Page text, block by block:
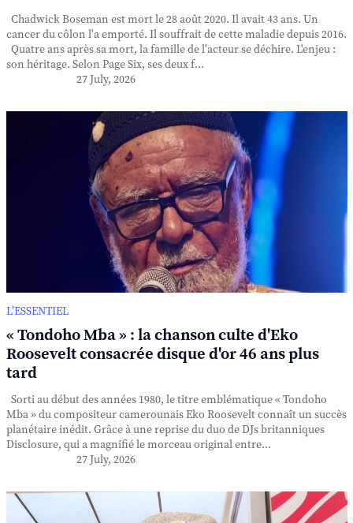
Chadwick Boseman est mort le 28 août 2020. Il avait 43 ans. Un
cancer du côlon l'a emporté. Il souffrait de cette maladie depuis 2016.
Quatre ans après sa mort, la famille de l'acteur se déchire. L'enjeu :
son héritage. Selon Page Six, ses deux f...
27 July, 2026
L’ESSENTIEL
« Tondoho Mba » : la chanson culte d'Eko
Roosevelt consacrée disque d'or 46 ans plus
tard
Sorti au début des années 1980, le titre emblématique « Tondoho
Mba » du compositeur camerounais Eko Roosevelt connaît un succès
planétaire inédit. Grâce à une reprise du duo de DJs britanniques
Disclosure, qui a magnifié le morceau original entre...
27 July, 2026